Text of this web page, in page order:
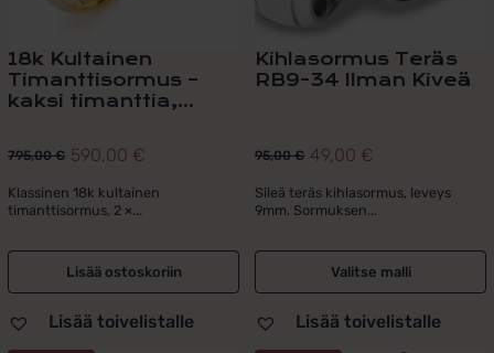
18k Kultainen
Timanttisormus –
kaksi timanttia,...
795,00€
Alkuperäinen
hinta
oli:
795,00 €.
590,00 €
Nykyinen
hinta
on:
590,00 €.
Klassinen 18k kultainen
timanttisormus, 2 ×...
Lisää ostoskoriin
Lisää toivelistalle
Kihlasormus Teräs
RB9-34 Ilman Kiveä
95,00€
Alkuperäinen
hinta
oli:
95,00 €.
49,00 €
Nykyinen
hinta
on:
49,00 €.
Sileä teräs kihlasormus, leveys
9mm. Sormuksen...
Valitse malli
Lisää toivelistalle